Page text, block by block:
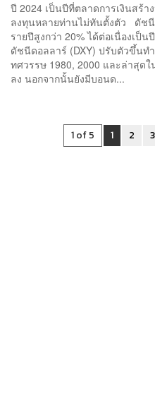
ปี 2024 เป็นปีที่ตลาดการเงินสร้
ลงทุนหลายท่านไม่ทันตั้งตัว ดัช
รายปีสูงกว่า 20% ได้ต่อเนื่องเป็
ดัชนีดอลลาร์ (DXY) ปรับตัวขึ้นท
ทศวรรษ 1980, 2000 และล่าสุด
ลง นอกจากนั้นยังมีบอนด...
1 of 5 1 2 3